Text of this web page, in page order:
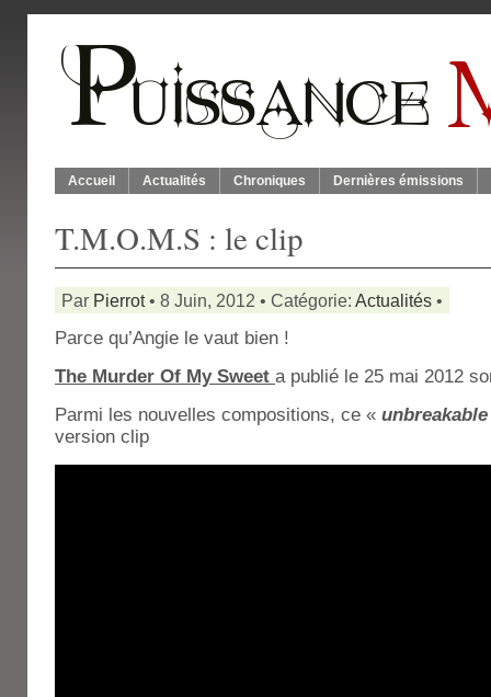
Accueil Actualités Chroniques Dernières émissions
T.M.O.M.S : le clip
Par Pierrot• 8 Juin, 2012 • Catégorie: Actualités •
Parce qu’Angie le vaut bien !
The Murder Of My Sweet a publié le 25 mai 2012
Parmi les nouvelles compositions, ce « unbreakable
version clip